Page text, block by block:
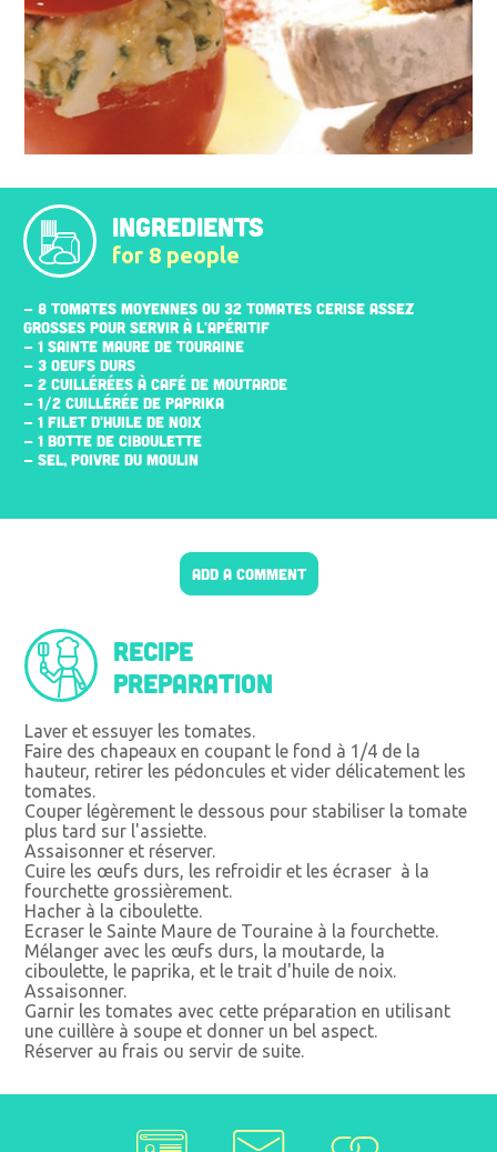
INGREDIENTS
for 8 people
- 8 TOMATES MOYENNES OU 32 TOMATES CERISE ASSEZ
GROSSES POUR SERVIR À L'APÉRITIF
- 1 SAINTE MAURE DE TOURAINE
- 3 ŒUFS DURS
- 2 CUILLÉRÉES À CAFÉ DE MOUTARDE
- 1/2 CUILLÉRÉE DE PAPRIKA
- 1 FILET D'HUILE DE NOIX
- 1 BOTTE DE CIBOULETTE
- SEL, POIVRE DU MOULIN
ADD A COMMENT
Recipe
preparation
Laver et essuyer les tomates.
Faire des chapeaux en coupant le fond à 1/4 de la
hauteur, retirer les pédoncules et vider délicatement les
tomates.
Couper légèrement le dessous pour stabiliser la tomate
plus tard sur l'assiette.
Assaisonner et réserver.
Cuire les œufs durs, les refroidir et les écraser à la
fourchette grossièrement.
Hacher à la ciboulette.
Ecraser le Sainte Maure de Touraine à la fourchette.
Mélanger avec les œufs durs, la moutarde, la
ciboulette, le paprika, et le trait d'huile de noix.
Assaisonner.
Garnir les tomates avec cette préparation en utilisant
une cuillère à soupe et donner un bel aspect.
Réserver au frais ou servir de suite.